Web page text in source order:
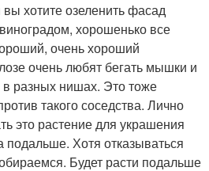
хотите озеленить фасад
хорошенько все
очень хороший
очень любят бегать мышки и
разных нишах. Это тоже
такого соседства. Лично
это растение для украшения
подальше. Хотя отказываться
Будет расти подальше